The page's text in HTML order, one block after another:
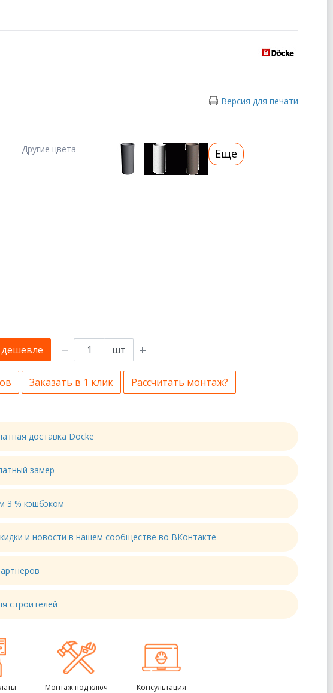
Версия для печати
Другие цвета Еще
шт
Заказать в 1 клик Рассчитать монтаж?
доставка Docke
замер
3 % кэшбэком
и новости в нашем сообществе во ВКонтакте
строителей
Монтаж под ключ Консультация